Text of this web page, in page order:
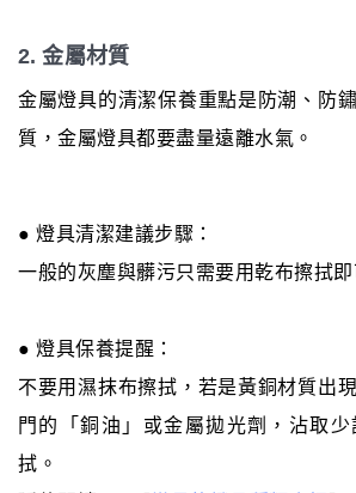
2. 金屬材質
金屬燈具的清潔保養重點是防潮、防
質，金屬燈具都要盡量遠離水氣。
● 燈具清潔建議步驟：
一般的灰塵與髒污只需要用乾布擦拭即
● 燈具保養提醒：
不要用濕抹布擦拭，若是黃銅材質出
門的「銅油」或金屬拋光劑，沾取
拭。